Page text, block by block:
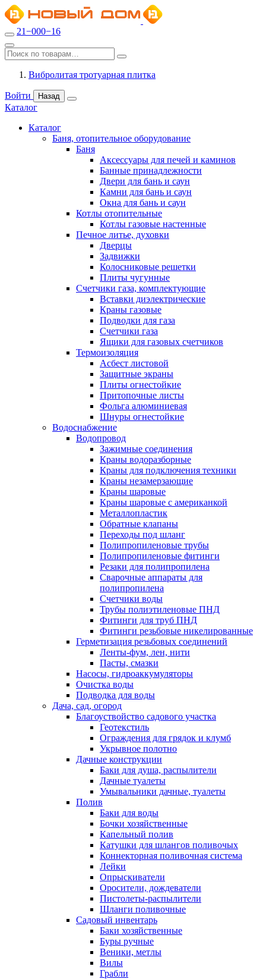
21−000−16
Вибролитая тротуарная плитка
Войти Назад
Каталог
Каталог
Баня, отопительное оборудование
Баня
Аксессуары для печей и каминов
Банные принадлежности
Двери для бань и саун
Камни для бань и саун
Окна для бань и саун
Котлы отопительные
Котлы газовые настенные
Печное литье, духовки
Дверцы
Задвижки
Колосниковые решетки
Плиты чугунные
Счетчики газа, комплектующие
Вставки диэлектрические
Краны газовые
Подводки для газа
Счетчики газа
Ящики для газовых счетчиков
Термоизоляция
Асбест листовой
Защитные экраны
Плиты огнестойкие
Притопочные листы
Фольга алюминиевая
Шнуры огнестойкие
Водоснабжение
Водопровод
Зажимные соединения
Краны водоразборные
Краны для подключения техники
Краны незамерзающие
Краны шаровые
Краны шаровые с американкой
Металлопластик
Обратные клапаны
Переходы под шланг
Полипропиленовые трубы
Полипропиленовые фитинги
Резаки для полипропилена
Сварочные аппараты для
полипропилена
Счетчики воды
Трубы полиэтиленовые ПНД
Фитинги для труб ПНД
Фитинги резьбовые никелированные
Герметизация резьбовых соединений
Ленты-фум, лен, нити
Пасты, смазки
Насосы, гидроаккумуляторы
Очистка воды
Подводка для воды
Дача, сад, огород
Благоуствойство садового участка
Геотекстиль
Ограждения для грядок и клумб
Укрывное полотно
Дачные конструкции
Баки для душа, распылители
Дачные туалеты
Умывальники дачные, туалеты
Полив
Баки для воды
Бочки хозяйственные
Капельный полив
Катушки для шлангов поливочых
Коннекторная поливочная система
Лейки
Опрыскиватели
Оросители, дождеватели
Пистолеты-распылители
Шланги поливочные
Садовый инвентарь
Баки хозяйственные
Буры ручные
Веники, метлы
Вилы
Грабли